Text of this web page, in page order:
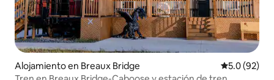
Alojamiento en Breaux Bridge Calificación
5.0 (92)